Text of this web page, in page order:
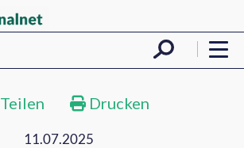
Teilen Drucken
11.07.2025